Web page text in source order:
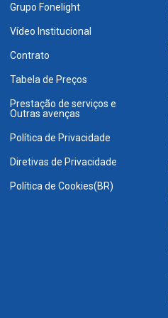
Grupo Fonelight
Vídeo Institucional
Contrato
Tabela de Preços
Prestação de serviços e
Outras avenças
Política de Privacidade
Diretivas de Privacidade
Política de Cookies(BR)